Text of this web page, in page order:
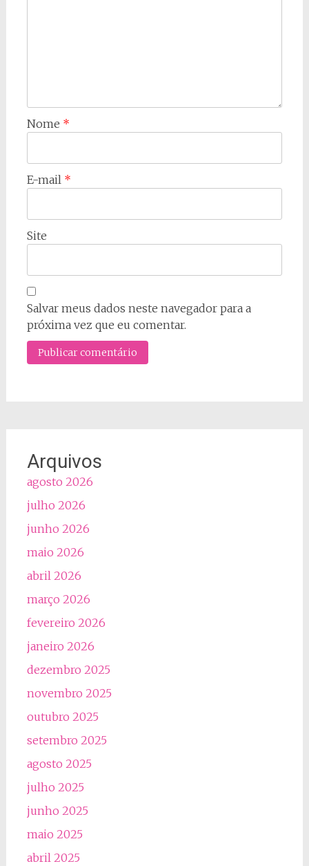
Nome *
E-mail *
Site
Salvar meus dados neste navegador para a
próxima vez que eu comentar.
Arquivos
agosto 2026
julho 2026
junho 2026
maio 2026
abril 2026
março 2026
fevereiro 2026
janeiro 2026
dezembro 2025
novembro 2025
outubro 2025
setembro 2025
agosto 2025
julho 2025
junho 2025
maio 2025
abril 2025